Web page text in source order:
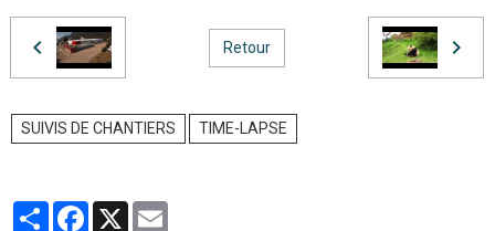
Retour
SUIVIS DE CHANTIERS TIME-LAPSE
PartagerFacebook
X